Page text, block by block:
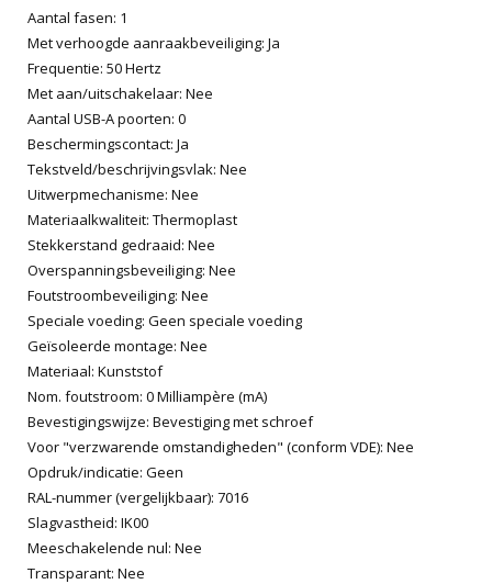
Aantal fasen: 1
Met verhoogde aanraakbeveiliging: Ja
Frequentie: 50 Hertz
Met aan/uitschakelaar: Nee
Aantal USB-A poorten: 0
Beschermingscontact: Ja
Tekstveld/beschrijvingsvlak: Nee
Uitwerpmechanisme: Nee
Materiaalkwaliteit: Thermoplast
Stekkerstand gedraaid: Nee
Overspanningsbeveiliging: Nee
Foutstroombeveiliging: Nee
Speciale voeding: Geen speciale voeding
Geïsoleerde montage: Nee
Materiaal: Kunststof
Nom. foutstroom: 0 Milliampère (mA)
Bevestigingswijze: Bevestiging met schroef
Voor "verzwarende omstandigheden" (conform VDE): Nee
Opdruk/indicatie: Geen
RAL-nummer (vergelijkbaar): 7016
Slagvastheid: IK00
Meeschakelende nul: Nee
Transparant: Nee